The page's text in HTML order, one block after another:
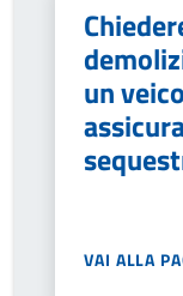
un
VAI ALLA